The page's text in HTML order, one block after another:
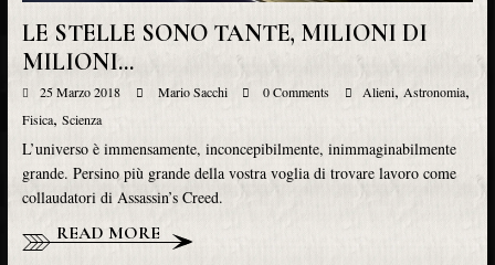
LE STELLE SONO TANTE, MILIONI DI
MILIONI…
25 Marzo 2018 Mario Sacchi 0 Comments Alieni, Astronomia,
Fisica, Scienza
L’universo è immensamente, inconcepibilmente, inimmaginabilmente
grande. Persino più grande della vostra voglia di trovare lavoro come
collaudatori di Assassin’s Creed.
READ MORE